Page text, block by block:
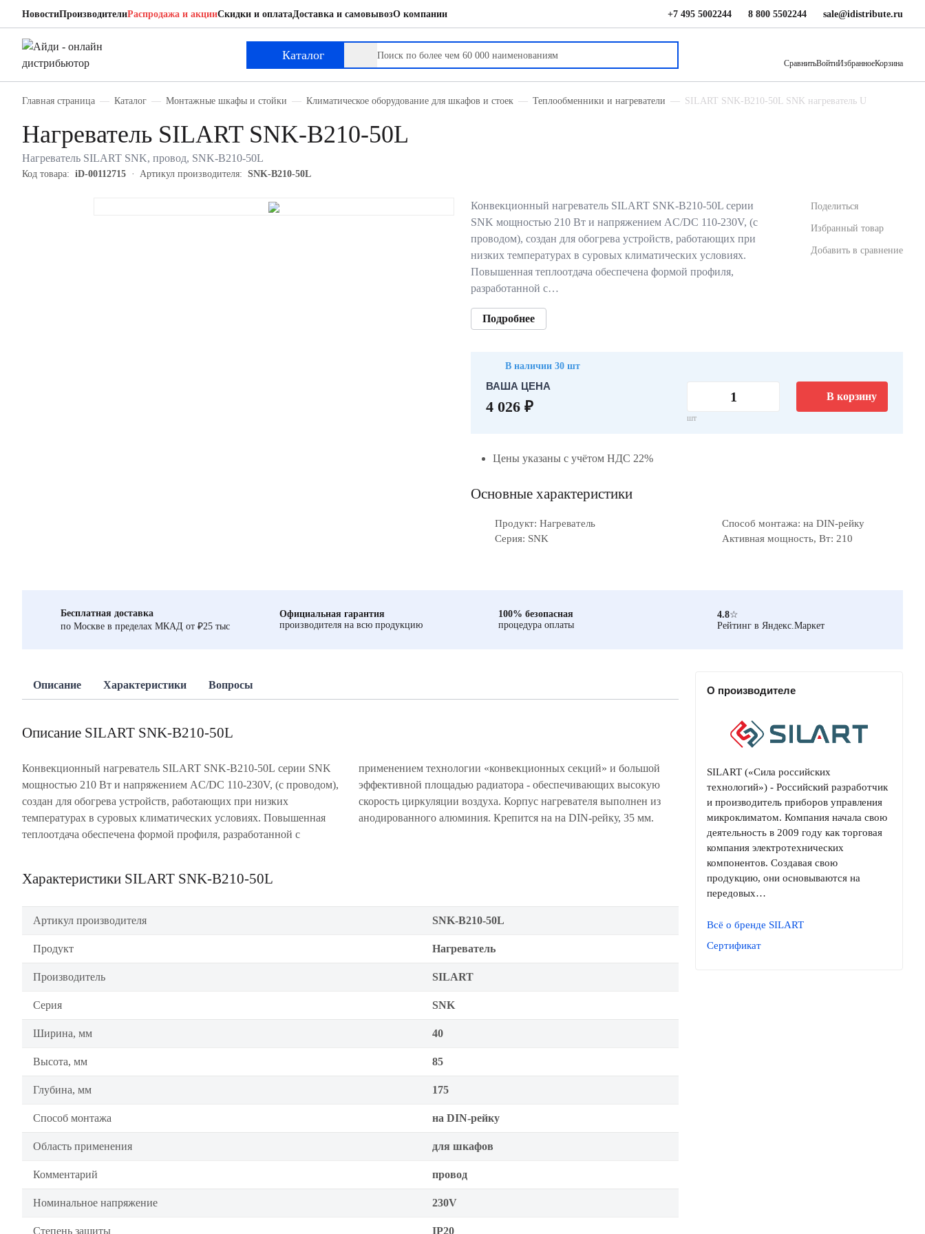
НовостиПроизводителиРаспродажа и акцииСкидки и оплатаДоставка и самовывозО компании +7 495 5002244 8 800 5502244 sale@idistribute.ru
Каталог
СравнитьВойтиИзбранноеКорзина
Главная страница Каталог Монтажные шкафы и стойки Климатическое оборудование для шкафов и стоек Теплообменники и нагреватели SILART SNK-B210-50L SNK нагреватель U
Нагреватель SILART SNK-B210-50L
Нагреватель SILART SNK, провод, SNK-B210-50L
Код товара: iD-00112715 Артикул производителя: SNK-B210-50L
Конвекционный нагреватель SILART SNK-B210-50L серии
SNK мощностью 210 Вт и напряжением AC/DC 110-230V, (с
проводом), создан для обогрева устройств, работающих при
низких температурах в суровых климатических условиях.
Повышенная теплоотдача обеспечена формой профиля,
разработанной с…
Подробнее
Поделиться
Избранный товар
Добавить в сравнение
В наличии 30 шт
ВАША ЦЕНА
4 026 ₽
шт
В корзину
Цены указаны с учётом НДС 22%
Основные характеристики
Продукт: Нагреватель
Способ монтажа: на DIN-рейку
Серия: SNK
Активная мощность, Вт: 210
Бесплатная доставка
по Москве в пределах МКАД от ₽25 тыс
Официальная гарантия
производителя на всю продукцию
100% безопасная
процедура оплаты
4.8☆
Рейтинг в Яндекс.Маркет
Описание Характеристики Вопросы
Описание SILART SNK-B210-50L
Конвекционный нагреватель SILART SNK-B210-50L серии SNK
мощностью 210 Вт и напряжением AC/DC 110-230V, (с проводом),
создан для обогрева устройств, работающих при низких
температурах в суровых климатических условиях. Повышенная
теплоотдача обеспечена формой профиля, разработанной с
применением технологии «конвекционных секций» и большой
эффективной площадью радиатора - обеспечивающих высокую
скорость циркуляции воздуха. Корпус нагревателя выполнен из
анодированного алюминия. Крепится на на DIN-рейку, 35 мм.
Характеристики SILART SNK-B210-50L
Артикул производителя SNK-B210-50L
Продукт Нагреватель
Производитель SILART
Серия SNK
Ширина, мм 40
Высота, мм 85
Глубина, мм 175
Способ монтажа на DIN-рейку
Область применения для шкафов
Комментарий провод
Номинальное напряжение 230V
Степень защиты IP20
О производителе
SILART («Сила российских
технологий») - Российский разработчик
и производитель приборов управления
микроклиматом. Компания начала свою
деятельность в 2009 году как торговая
компания электротехнических
компонентов. Создавая свою
продукцию, они основываются на
передовых…
Всё о бренде SILART
Сертификат
SILART SNK-B210-50L
Нагреватель